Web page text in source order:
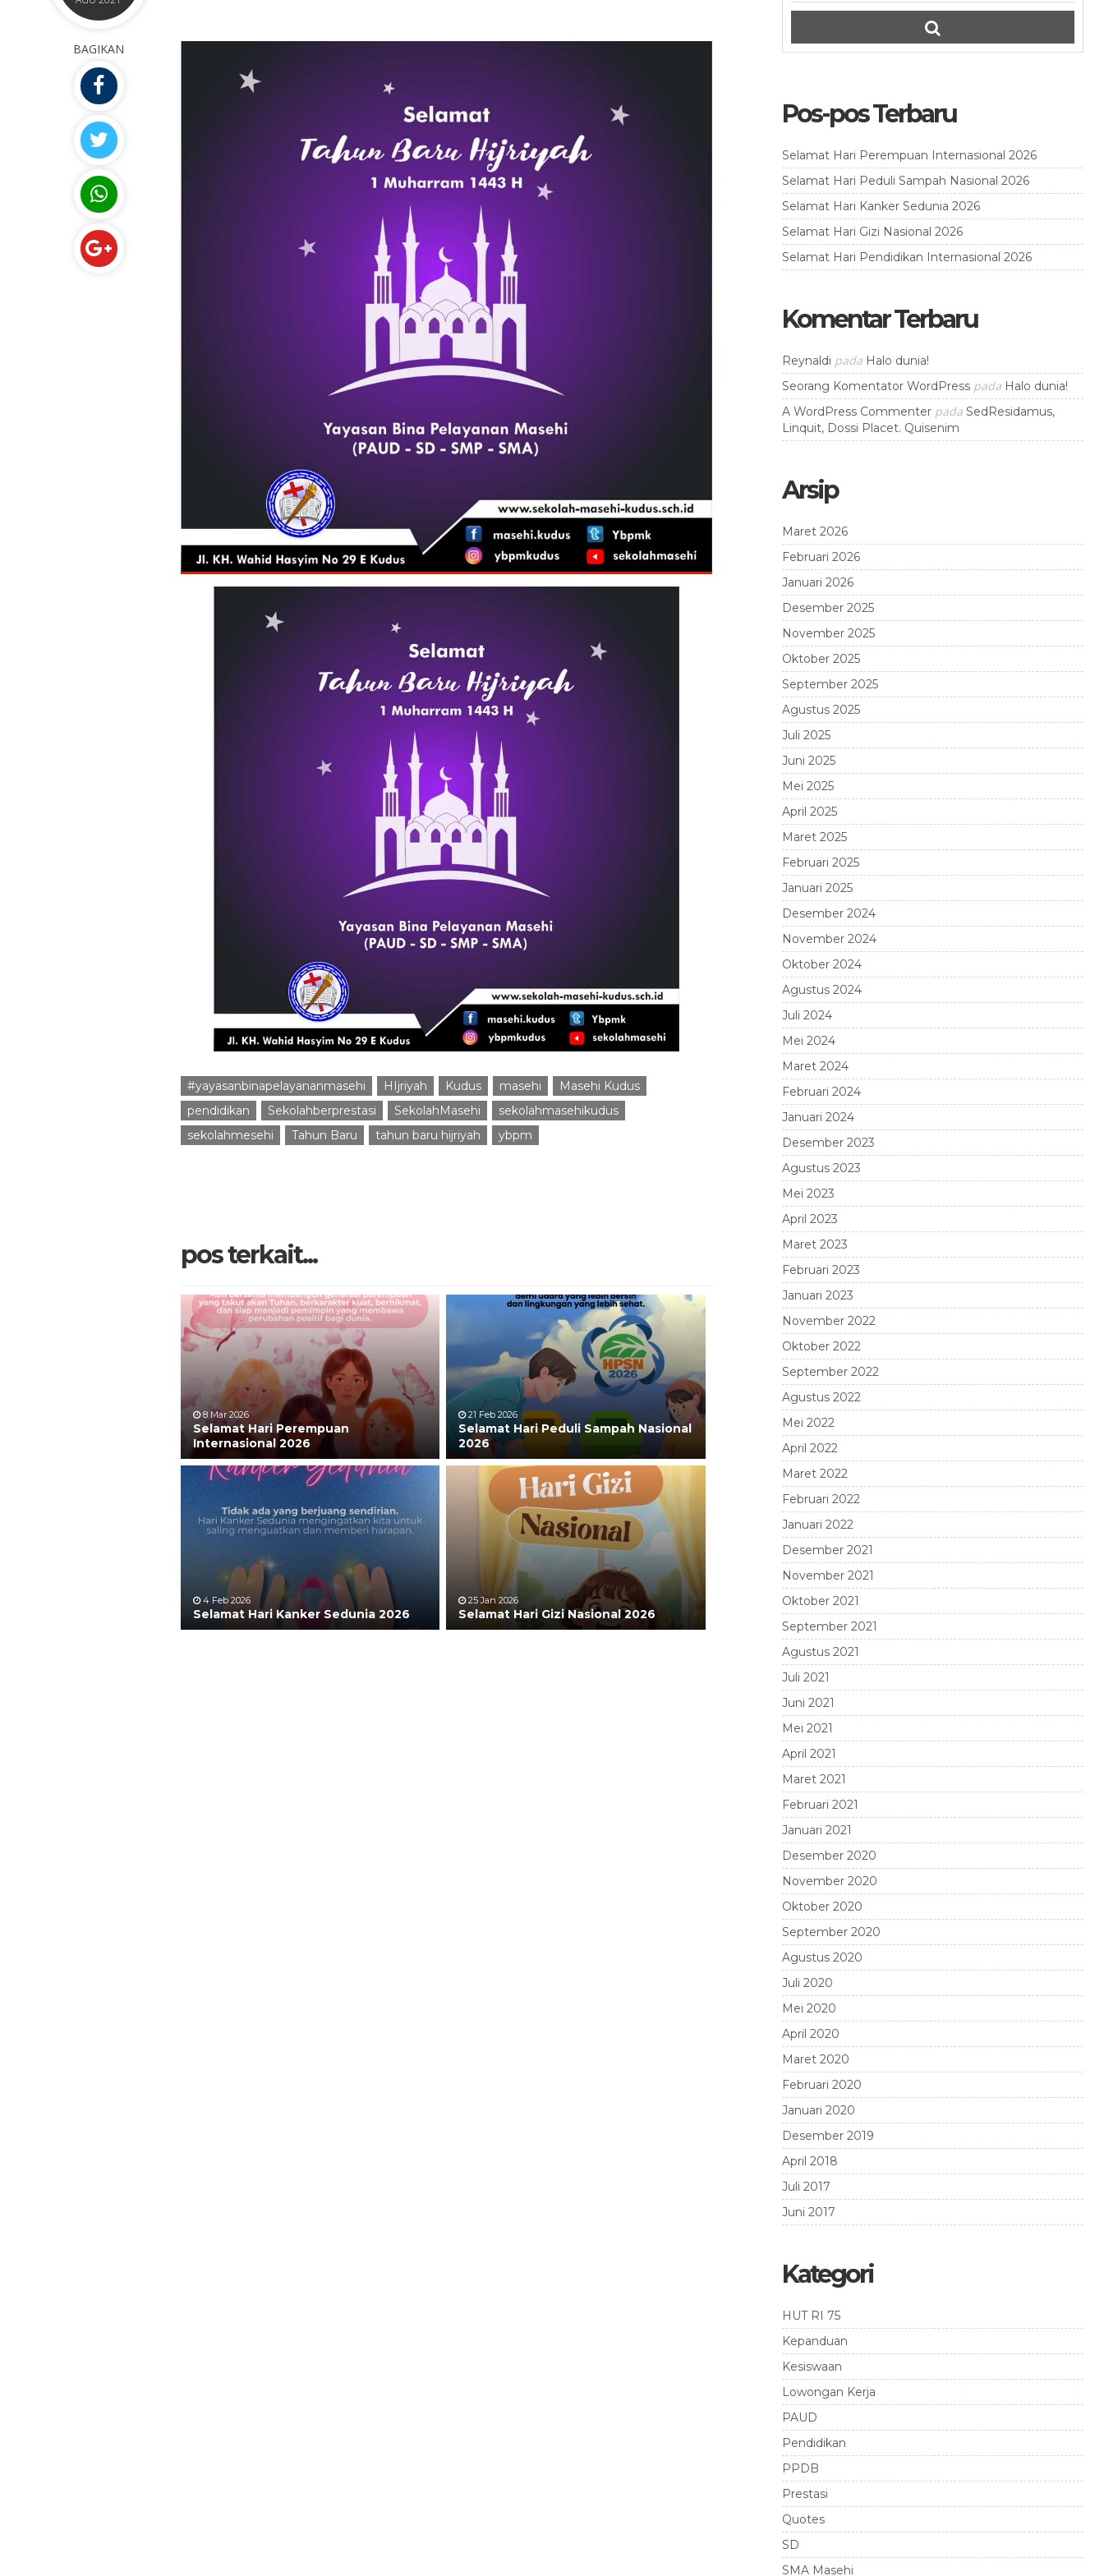
BAGIKAN
#yayasanbinapelayananmasehi HIjriyah Kudus masehi
Masehi Kudus
pendidikan
Sekolahberprestasi SekolahMasehi
sekolahmasehikudus
sekolahmesehi
Tahun Baru tahun baru hijriyah ybpm
pos terkait...
8 Mar 2026
Selamat Hari Perempuan
Internasional 2026
21 Feb 2026
Selamat Hari Peduli Sampah Nasional
2026
4 Feb 2026
Selamat Hari Kanker Sedunia 2026
25 Jan 2026
Selamat Hari Gizi Nasional 2026
Pos-pos Terbaru
Selamat Hari Perempuan Internasional 2026
Selamat Hari Peduli Sampah Nasional 2026
Selamat Hari Kanker Sedunia 2026
Selamat Hari Gizi Nasional 2026
Selamat Hari Pendidikan Internasional 2026
Komentar Terbaru
Reynaldi pada Halo dunia!
Seorang Komentator WordPresspada Halo dunia!
A WordPress Commenterpada SedResidamus,
Linquit, Dossi Placet. Quisenim
Arsip
Maret 2026
Februari 2026
Januari 2026
Desember 2025
November 2025
Oktober 2025
September 2025
Agustus 2025
Juli 2025
Juni 2025
Mei 2025
April 2025
Maret 2025
Februari 2025
Januari 2025
Desember 2024
November 2024
Oktober 2024
Agustus 2024
Juli 2024
Mei 2024
Maret 2024
Februari 2024
Januari 2024
Desember 2023
Agustus 2023
Mei 2023
April 2023
Maret 2023
Februari 2023
Januari 2023
November 2022
Oktober 2022
September 2022
Agustus 2022
Mei 2022
April 2022
Maret 2022
Februari 2022
Januari 2022
Desember 2021
November 2021
Oktober 2021
September 2021
Agustus 2021
Juli 2021
Juni 2021
Mei 2021
April 2021
Maret 2021
Februari 2021
Januari 2021
Desember 2020
November 2020
Oktober 2020
September 2020
Agustus 2020
Juli 2020
Mei 2020
April 2020
Maret 2020
Februari 2020
Januari 2020
Desember 2019
April 2018
Juli 2017
Juni 2017
Kategori
HUT RI 75
Kepanduan
Kesiswaan
Lowongan Kerja
PAUD
Pendidikan
PPDB
Prestasi
Quotes
SD
SMA Masehi